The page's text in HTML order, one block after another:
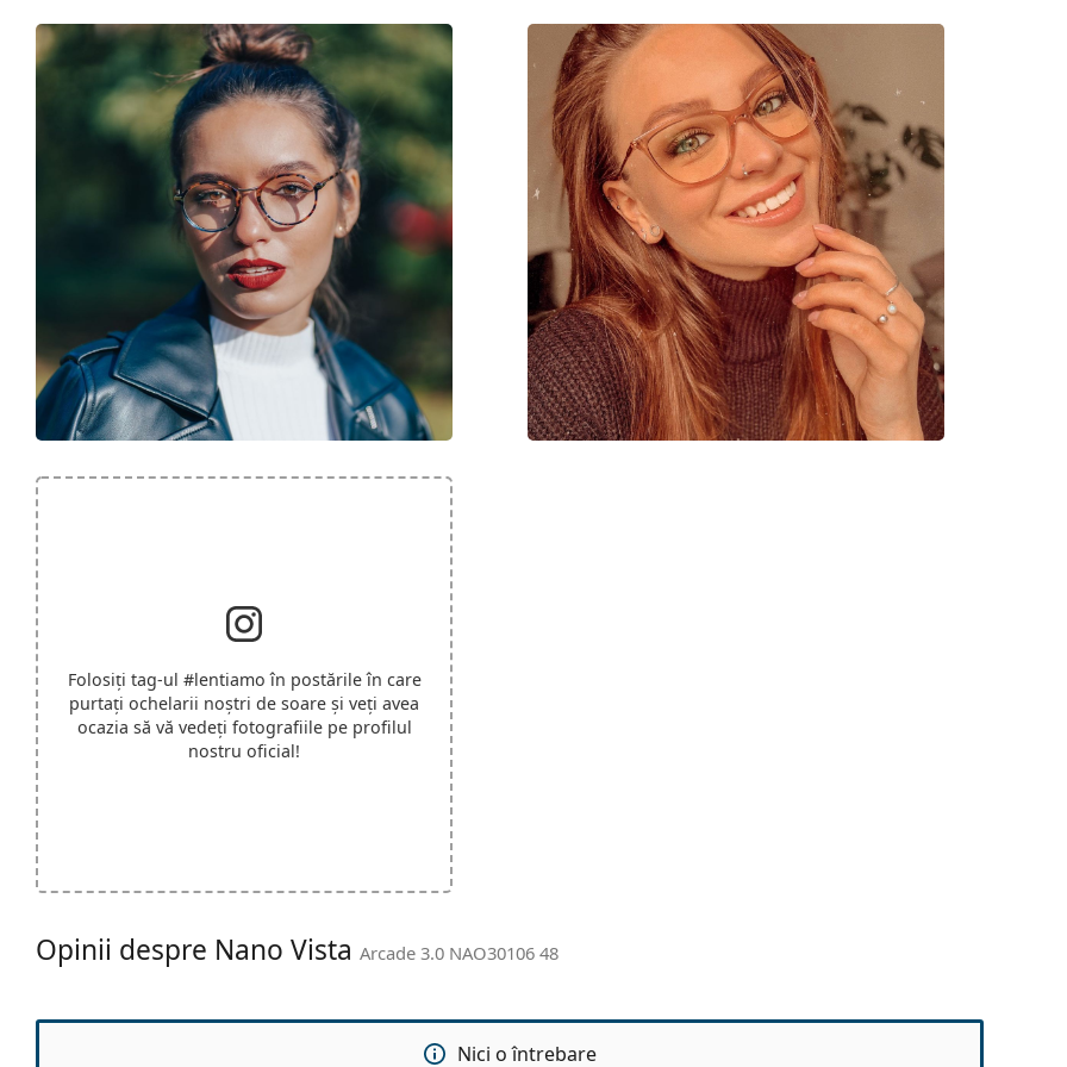
Cod:
Arcade 3.0 NAO30106 48
Folosiți tag-ul #lentiamo în postările în care
purtați ochelarii noștri de soare și veți avea
ocazia să vă vedeți fotografiile pe profilul
nostru oficial!
Opinii despre Nano Vista Arcade 3.0 NAO30106 48
Nici o întrebare